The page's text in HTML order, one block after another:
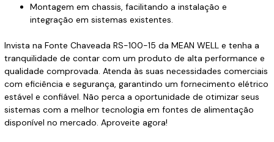
Montagem em chassis, facilitando a instalação e
integração em sistemas existentes.
Invista na Fonte Chaveada RS-100-15 da MEAN WELL e tenha a
tranquilidade de contar com um produto de alta performance e
qualidade comprovada. Atenda às suas necessidades comerciais
com eficiência e segurança, garantindo um fornecimento elétrico
estável e confiável. Não perca a oportunidade de otimizar seus
sistemas com a melhor tecnologia em fontes de alimentação
disponível no mercado. Aproveite agora!